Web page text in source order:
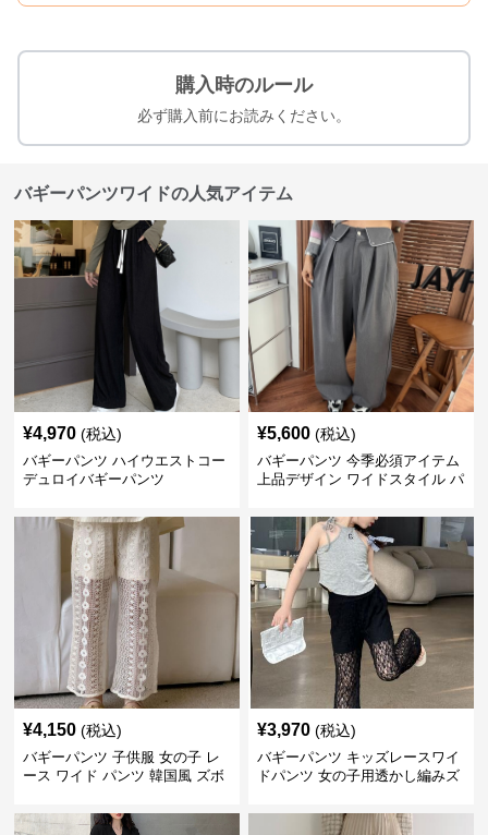
購入時のルール
必ず購入前にお読みください。
バギーパンツワイドの人気アイテム
¥4,970 (税込)
バギーパンツ ハイウエストコー
デュロイバギーパンツ
¥5,600 (税込)
バギーパンツ 今季必須アイテム
上品デザイン ワイドスタイル パ
¥4,150 (税込)
バギーパンツ 子供服 女の子 レ
ース ワイド パンツ 韓国風 ズボ
¥3,970 (税込)
バギーパンツ キッズレースワイ
ドパンツ 女の子用透かし編みズ